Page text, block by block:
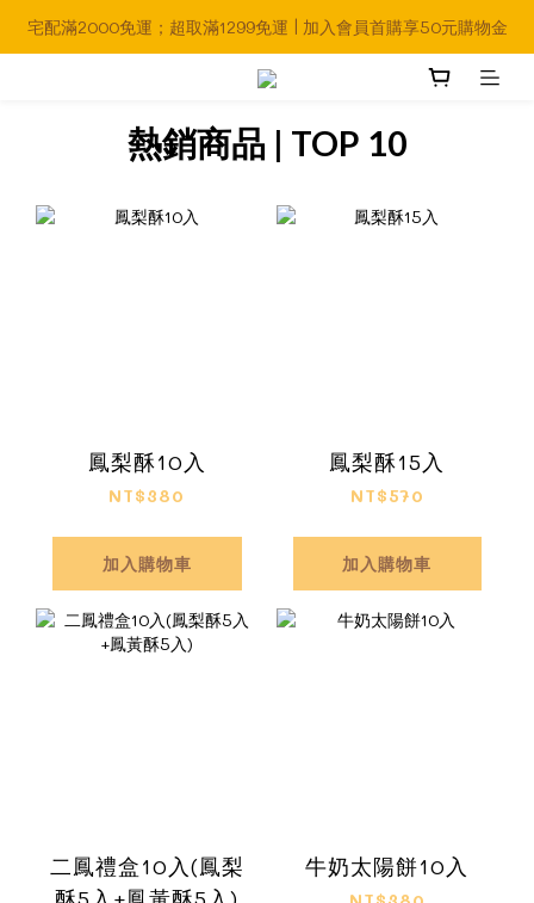
宅配滿2000免運；超取滿1299免運 | 加入會員首購享50元購物金
熱銷商品 | TOP 10
鳳梨酥10入
NT$380
加入購物車
鳳梨酥15入
NT$570
加入購物車
二鳳禮盒10入(鳳梨
牛奶太陽餅10入